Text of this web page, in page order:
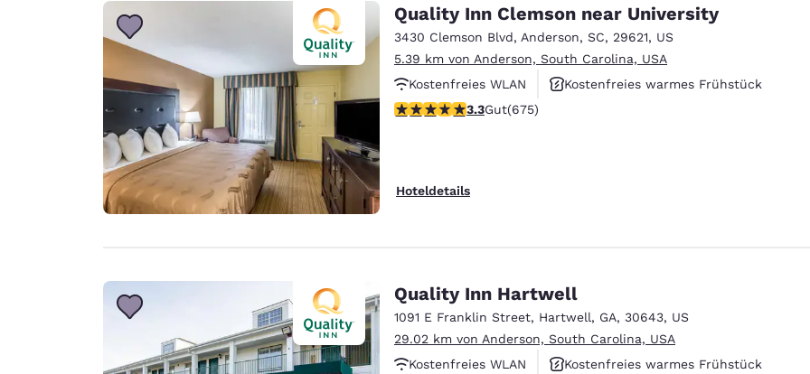
Español
Europa
Deutschland
Deutsch
Germany España
Spain
English
Ireland
Asien-Pazifik
Australia
English
India
English English
Quality Inn Clemson near University
3430 Clemson Blvd, Anderson, SC, 29621, US
5.39 km von Anderson, South Carolina, USA
Kostenfreies WLAN
Kostenfreies warmes Frühstück
Haustierfreundlich
3.34-Sterne-Bewertung. Gut. 675 Bewertungen
3.3Gut(675)
Hoteldetails
Quality Inn Hartwell
1091 E Franklin Street, Hartwell, GA, 30643, US
29.02 km von Anderson, South Carolina, USA
Kostenfreies WLAN
Kostenfreies warmes Frühstück